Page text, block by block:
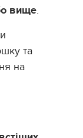
вище.
та
на